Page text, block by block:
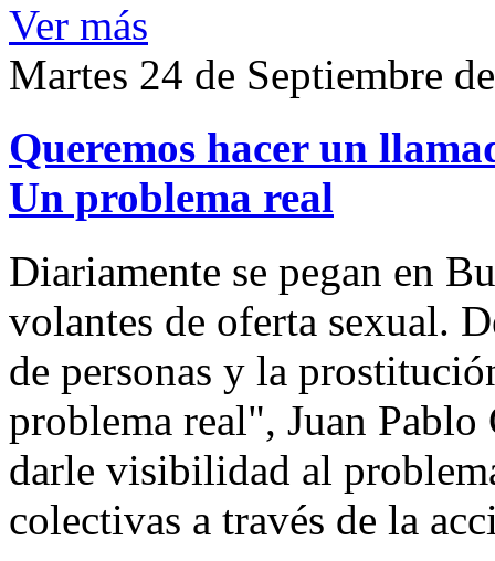
Ver más
Martes 24 de Septiembre
Queremos hacer un
Un problema real
Diariamente se pegan en
volantes de oferta sexual.
de personas y la
problema real", Juan Pablo
darle visibilidad al
colectivas a través de la